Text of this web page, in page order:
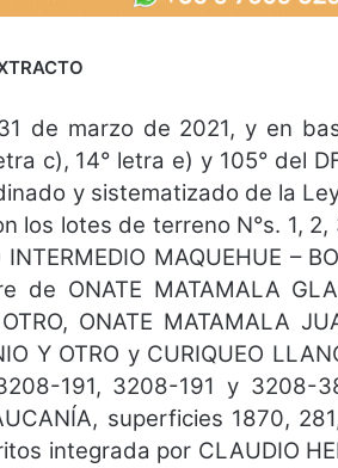
de marzo de 2021, y en
c), 14° letra e) y 105° del
y sistematizado de la
los lotes de terreno N°s. 1,
MAQUEHUE –
de ONATE MATAMALA
ONATE MATAMALA
Y OTRO y CURIQUEO
191, 3208-191 y 3208-
superficies 1870,
integrada por CLAUDIO